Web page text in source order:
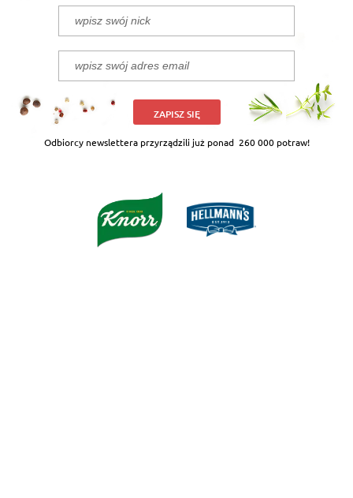
ZAPISZ SIĘ
Odbiorcy newslettera przyrządzili już ponad 260 000 potraw!